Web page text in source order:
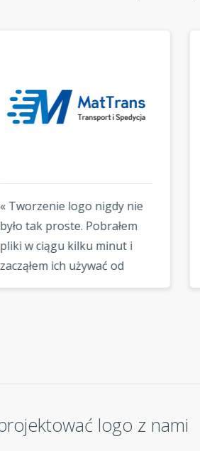
nie
i
« Szczerze mówiąc,
spodziewałem się
narzędziu online,
jest niesamowita.
wygląda, jakby
logo z nami